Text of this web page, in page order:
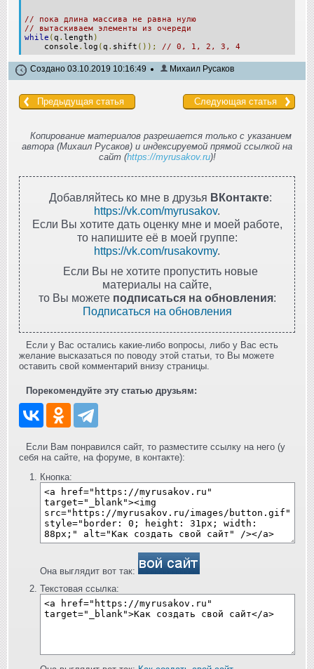
// пока длина массива не равна нулю
// вытаскиваем элементы из очереди
while (q . length )
console . log (q . shift ()); // 0, 1, 2, 3, 4
Создано 03.10.2019 10:16:49 Михаил Русаков
Предыдущая статья Следующая статья
Копирование материалов разрешается только с указанием
автора (Михаил Русаков) и индексируемой прямой ссылкой на
сайт (https://myrusakov.ru)!
Добавляйтесь ко мне в друзья ВКонтакте:
https://vk.com/myrusakov.
Если Вы хотите дать оценку мне и моей работе,
то напишите её в моей группе:
https://vk.com/rusakovmy.
Если Вы не хотите пропустить новые
материалы на сайте,
то Вы можете подписаться на обновления:
Подписаться на обновления
Если у Вас остались какие-либо вопросы, либо у Вас есть
желание высказаться по поводу этой статьи, то Вы можете
оставить свой комментарий внизу страницы.
Порекомендуйте эту статью друзьям:
Если Вам понравился сайт, то разместите ссылку на него (у
себя на сайте, на форуме, в контакте):
Кнопка:
Она выглядит вот так:
Текстовая ссылка: